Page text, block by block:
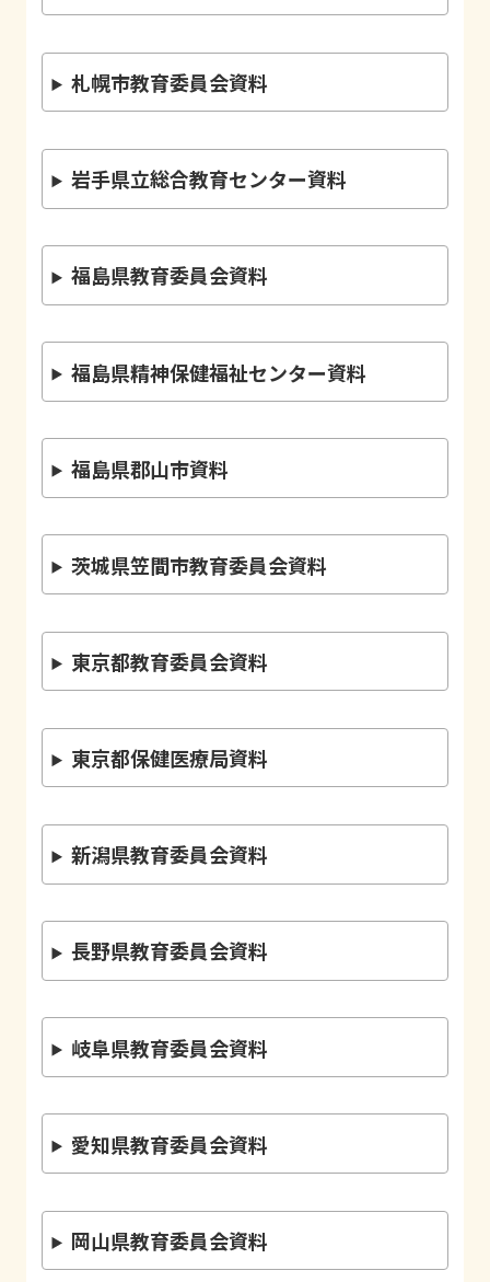
札幌市教育委員会資料
岩手県立総合教育センター資料
福島県教育委員会資料
福島県精神保健福祉センター資料
福島県郡山市資料
茨城県笠間市教育委員会資料
東京都教育委員会資料
東京都保健医療局資料
新潟県教育委員会資料
長野県教育委員会資料
岐阜県教育委員会資料
愛知県教育委員会資料
岡山県教育委員会資料